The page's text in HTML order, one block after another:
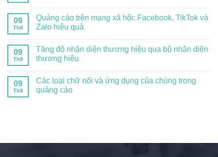
09
Th8
Quảng cáo trên mạng xã hội: Facebook, TikTok và
Zalo hiệu quả
09
Th8
Tăng độ nhận diện thương hiệu qua bộ nhận diện
thương hiệu
09
Th8
Các loại chữ nổi và ứng dụng của chúng trong
quảng cáo